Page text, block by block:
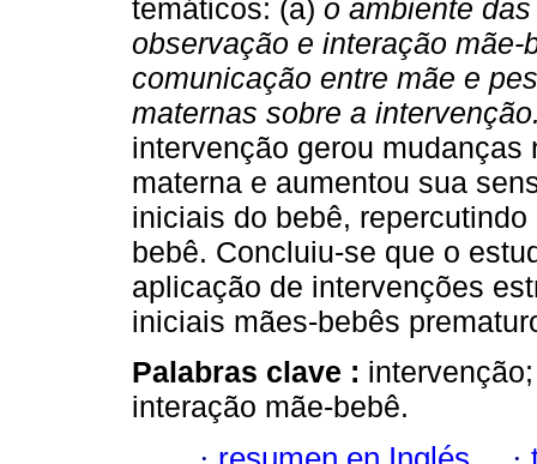
temáticos: (a) o ambiente
observação e interação
comunicação entre mãe e
maternas sobre a
intervenção gerou
materna e aumentou sua
iniciais do bebê,
bebê. Concluiu-se que o
aplicação de intervenções
iniciais mães-bebês
Palabras clave :
interação mãe-bebê.